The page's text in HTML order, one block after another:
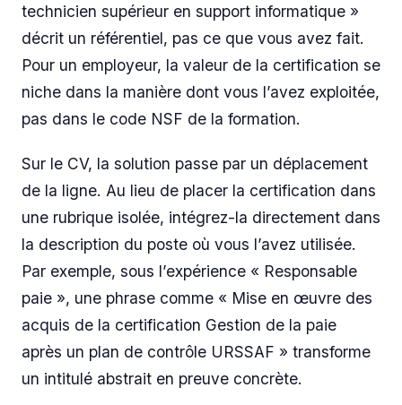
technicien supérieur en support informatique »
décrit un référentiel, pas ce que vous avez fait.
Pour un employeur, la valeur de la certification se
niche dans la manière dont vous l’avez exploitée,
pas dans le code NSF de la formation.
Sur le CV, la solution passe par un déplacement
de la ligne. Au lieu de placer la certification dans
une rubrique isolée, intégrez-la directement dans
la description du poste où vous l’avez utilisée.
Par exemple, sous l’expérience « Responsable
paie », une phrase comme « Mise en œuvre des
acquis de la certification Gestion de la paie
après un plan de contrôle URSSAF » transforme
un intitulé abstrait en preuve concrète.